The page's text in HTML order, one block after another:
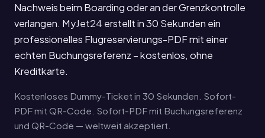
Nachweis beim Boarding oder an der Grenzkontrolle
verlangen. MyJet24 erstellt in 30 Sekunden ein
professionelles Flugreservierungs-PDF mit einer
echten Buchungsreferenz – kostenlos, ohne
Kreditkarte.
Kostenloses Dummy-Ticket in 30 Sekunden. Sofort-
PDF mit QR-Code. Sofort-PDF mit Buchungsreferenz
und QR-Code — weltweit akzeptiert.